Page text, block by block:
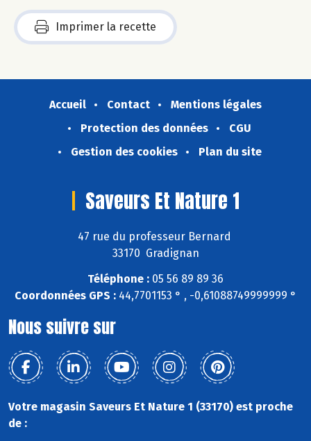
Imprimer la recette
Accueil Contact
Mentions légales
Protection des données
CGU
Gestion des cookies
Plan du site
Saveurs Et Nature 1
47 rue du professeur Bernard
33170 Gradignan
Téléphone : 05 56 89 89 36
Coordonnées GPS : 44,7701153 ° , -0,61088749999999 °
Nous suivre sur
Votre magasin Saveurs Et Nature 1 (33170) est proche
de :